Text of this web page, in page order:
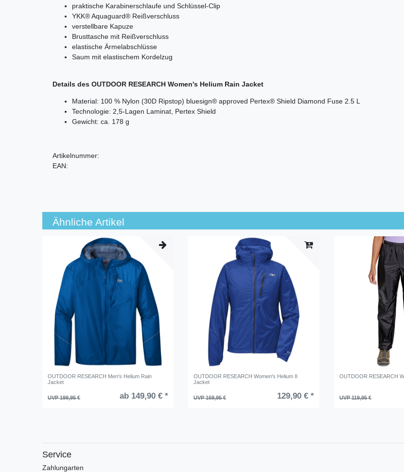
praktische Karabinerschlaufe und Schlüssel-Clip
YKK® Aquaguard® Reißverschluss
verstellbare Kapuze
Brusttasche mit Reißverschluss
elastische Ärmelabschlüsse
Saum mit elastischem Kordelzug
Details des OUTDOOR RESEARCH Women's Helium Rain Jacket
Material: 100 % Nylon (30D Ripstop) bluesign® approved Pertex® Shield Diamond Fuse 2.5 L
Technologie: 2,5-Lagen Laminat, Pertex Shield
Gewicht: ca. 178 g
Artikelnummer:
EAN:
Ähnliche Artikel
OUTDOOR RESEARCH Men's Helium Rain
Jacket
UVP 199,95 € ab 149,90 € *
OUTDOOR RESEARCH Women's Helium II
Jacket
UVP 169,95 € 129,90 € *
OUTDOOR RESEARCH
UVP 119,95 €
Service
Zahlungarten